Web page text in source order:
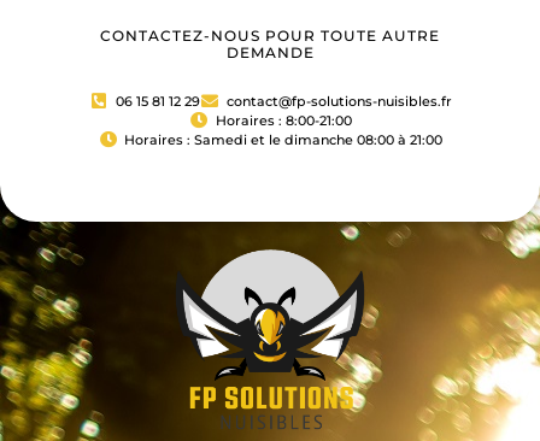
CONTACTEZ-NOUS POUR TOUTE AUTRE
DEMANDE
06 15 81 12 29
contact@fp-solutions-nuisibles.fr
Horaires : 8:00-21:00
Horaires : Samedi et le dimanche 08:00 à 21:00